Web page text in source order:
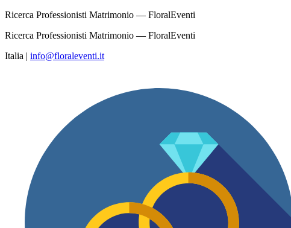
Ricerca Professionisti Matrimonio — FloralEventi
Ricerca Professionisti Matrimonio — FloralEventi
Italia | info@floraleventi.it